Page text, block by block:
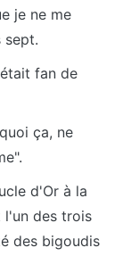
je ne me
sept.
fan de
ça, ne
d'Or à la
l'un des trois
des bigoudis